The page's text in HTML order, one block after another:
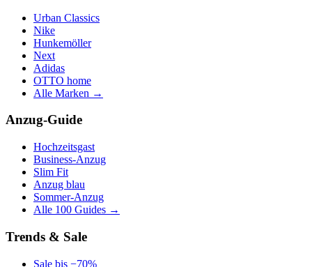
Urban Classics
Nike
Hunkemöller
Next
Adidas
OTTO home
Alle Marken →
Anzug-Guide
Hochzeitsgast
Business-Anzug
Slim Fit
Anzug blau
Sommer-Anzug
Alle 100 Guides →
Trends & Sale
Sale bis −70%